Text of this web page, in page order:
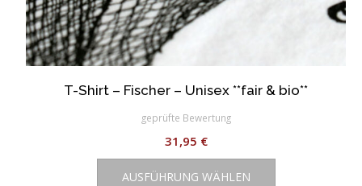
T-Shirt – Fischer – Unisex **fair & bio**
geprüfte Bewertung
31,95 €
AUSFÜHRUNG WÄHLEN
Dieses